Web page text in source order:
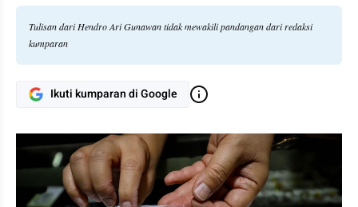
Tulisan dari Hendro Ari Gunawan tidak mewakili pandangan dari redaksi
kumparan
Ikuti kumparan di Google